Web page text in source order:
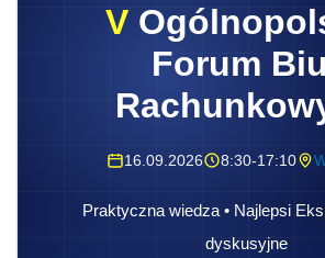
V
Forum
16.09.2026 8:30-17:10
Praktyczna wiedza • Najlepsi
dyskusyjne